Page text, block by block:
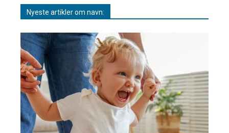
Nyeste artikler om navn: